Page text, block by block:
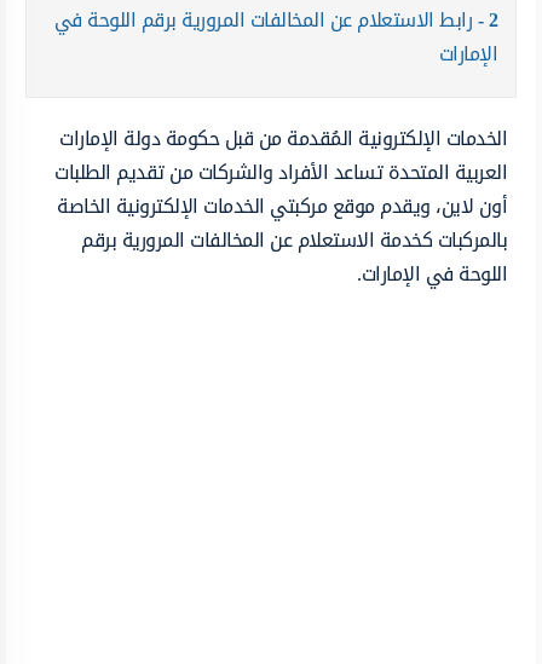
2 رابط الاستعلام عن المخالفات المرورية برقم اللوحة في
الإمارات
الخدمات الإلكترونية المُقدمة من قبل حكومة دولة الإمارات
العربية المتحدة تساعد الأفراد والشركات من تقديم الطلبات
أون لاين، ويقدم موقع مركبتي الخدمات الإلكترونية الخاصة
بالمركبات كخدمة الاستعلام عن المخالفات المرورية برقم
اللوحة في الإمارات.